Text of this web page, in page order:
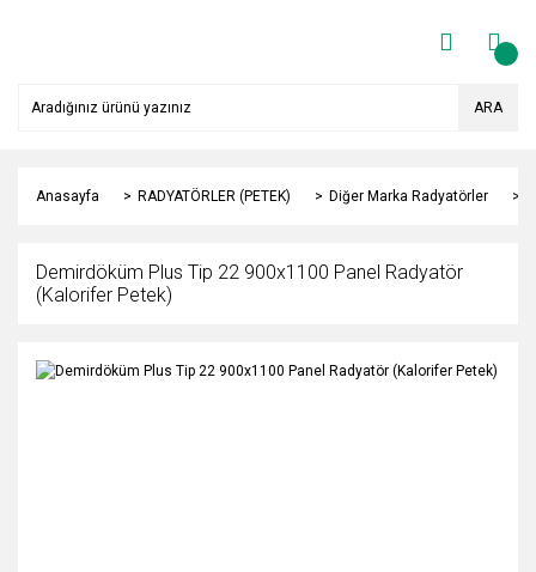
ARA
Anasayfa RADYATÖRLER (PETEK) Diğer Marka Radyatörler
Demirdöküm Plus Tip 22 900x1100 Panel Radyatör
(Kalorifer Petek)